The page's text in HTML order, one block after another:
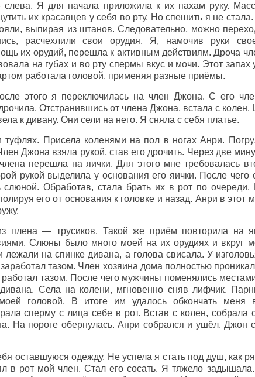
Я для начала приложила к их пахам руку.
их красавцев у себя во рту. Но спешить я не
выпирая из штанов. Следовательно, можно
расчехлили свои орудия. Я, намочив руки
их орудий, перешла к активным действиям. Дроча
на губах и во рту спермы вкус и мочи. Этот
работала головой, применяя разные приёмы.
этого я переключилась на член Джона. С его
Отстранившись от члена Джона, встала с
к дивану. Они сели на него. Я сняла с себя платье.
Присела коленями на пол в ногах Анри.
Джона взяла рукой, став его дрочить. Через две
перешла на яички. Для этого мне требовалась
рукой выделила у основания его яички. После чего
слюной. Обработав, стала брать их в рот по
его от основания к головке и назад. Анри в этот
плена — трусиков. Такой же приём повторила на
Слюны было много моей на их орудиях и вкруг
на спинке дивана, а голова свисала. У
тазом. Член хозяина дома полностью
тазом. После чего мужчины поменялись
Села на колени, мгновенно сняв лифчик.
головой. В итоге им удалось обкончать меня
сперму с лица себе в рот. Встав с колен, собрала
На пороге обернулась. Анри собрался и ушёл. Джон
оставшуюся одежду. Не успела я стать под душ, как
в рот мой член. Стал его сосать. Я тяжело